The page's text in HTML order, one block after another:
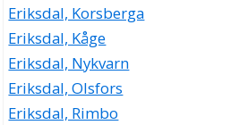
Eriksdal, Korsberga
Eriksdal, Kåge
Eriksdal, Nykvarn
Eriksdal, Olsfors
Eriksdal, Rimbo